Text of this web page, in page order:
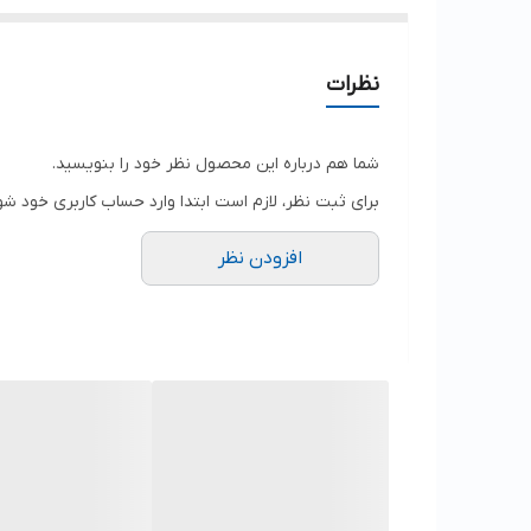
نظرات
شما هم درباره این محصول نظر خود را بنویسید.
برای ثبت نظر، لازم است ابتدا وارد حساب کاربری خود
افزودن نظر